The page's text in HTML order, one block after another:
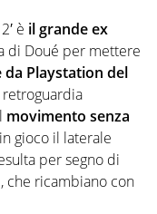
è il grande ex
di Doué per mettere
da Playstation del
movimento senza
gioco il laterale
per segno di
che ricambiano con